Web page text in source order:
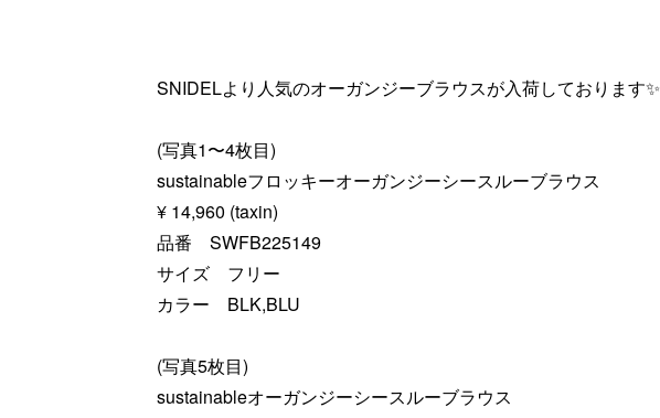
SNIDELより人気のオーガンジーブラウスが入荷しております✨
(写真1〜4枚目)
sustainableフロッキーオーガンジーシースルーブラウス
¥ 14,960 (taxin)
品番 SWFB225149
サイズ フリー
カラー BLK,BLU
(写真5枚目)
sustainableオーガンジーシースルーブラウス